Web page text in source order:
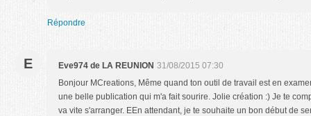
Répondre
E Eve974 de LA REUNION 31/08/2015 07:30
Bonjour MCreations, Même quand ton outil de travail est en
une belle publication qui m'a fait sourire. Jolie création :) Je te
va vite s'arranger. EEn attendant, je te souhaite un bon début de